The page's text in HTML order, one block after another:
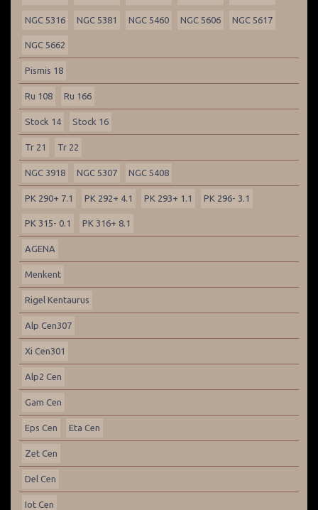
NGC 5316 NGC 5381 NGC 5460 NGC 5606 NGC 5617
NGC 5662
Pismis 18
Ru 108 Ru 166
Stock 14 Stock 16
Tr 21 Tr 22
NGC 3918 NGC 5307 NGC 5408
PK 290+ 7.1 PK 292+ 4.1 PK 293+ 1.1 PK 296- 3.1
PK 315- 0.1 PK 316+ 8.1
AGENA
Menkent
Rigel Kentaurus
Alp Cen307
Xi Cen301
Alp2 Cen
Gam Cen
Eps Cen Eta Cen
Zet Cen
Del Cen
Iot Cen